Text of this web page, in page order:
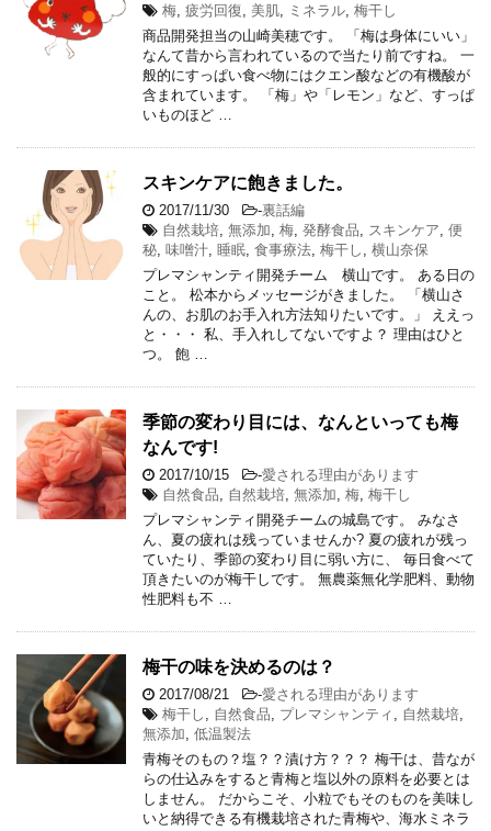
梅, 疲労回復, 美肌, ミネラル, 梅干し
商品開発担当の山崎美穂です。 「梅は身体にいい」
なんて昔から言われているので当たり前ですね。 一
般的にすっぱい食べ物にはクエン酸などの有機酸が
含まれています。 「梅」や「レモン」など、すっぱ
いものほど …
スキンケアに飽きました。
2017/11/30 -裏話編
自然栽培, 無添加, 梅, 発酵食品, スキンケア, 便
秘, 味噌汁, 睡眠, 食事療法, 梅干し , 横山奈保
プレマシャンティ開発チーム 横山です。 ある日の
こと。 松本からメッセージがきました。 「横山さ
んの、お肌のお手入れ方法知りたいです。」 ええっ
と・・・ 私、手入れしてないですよ？ 理由はひと
つ。 飽 …
季節の変わり目には、なんといっても梅
なんです!
2017/10/15 -愛される理由があります
自然食品, 自然栽培, 無添加, 梅, 梅干し
プレマシャンティ開発チームの城島です。 みなさ
ん、夏の疲れは残っていませんか? 夏の疲れが残っ
ていたり、季節の変わり目に弱い方に、 毎日食べて
頂きたいのが梅干しです。 無農薬無化学肥料、動物
性肥料も不 …
梅干の味を決めるのは？
2017/08/21 -愛される理由があります
梅干し , 自然食品, プレマシャンティ , 自然栽培,
無添加, 低温製法
青梅そのもの？塩？？漬け方？？？ 梅干は、昔なが
らの仕込みをすると青梅と塩以外の原料を必要とは
しません。 だからこそ、小粒でもそのものを美味し
いと納得できる有機栽培された青梅や、海水ミネラ